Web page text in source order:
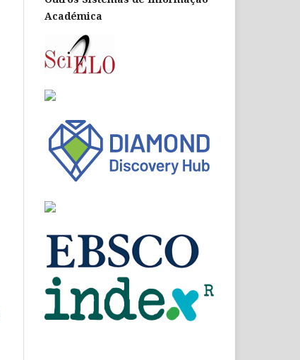
Académica